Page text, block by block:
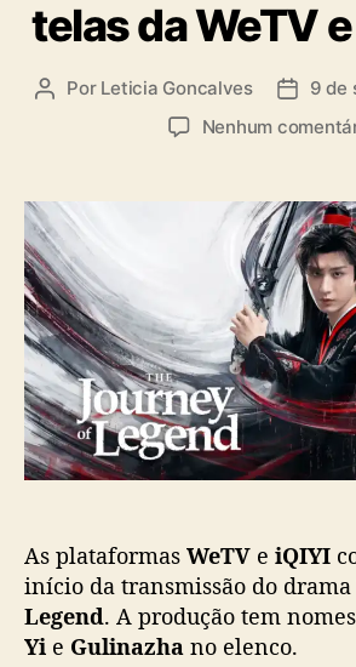
telas da WeTV
A
d
o
p
o
s
t
Por Leticia Goncalves
D
d
e
p
u
b
l
i
c
a
ã
9 de
Nenhum
As plataformas WeTV e iQIYI
início da transmissão do drama
Legend. A produção tem
Yi e Gulinazha no elenco.